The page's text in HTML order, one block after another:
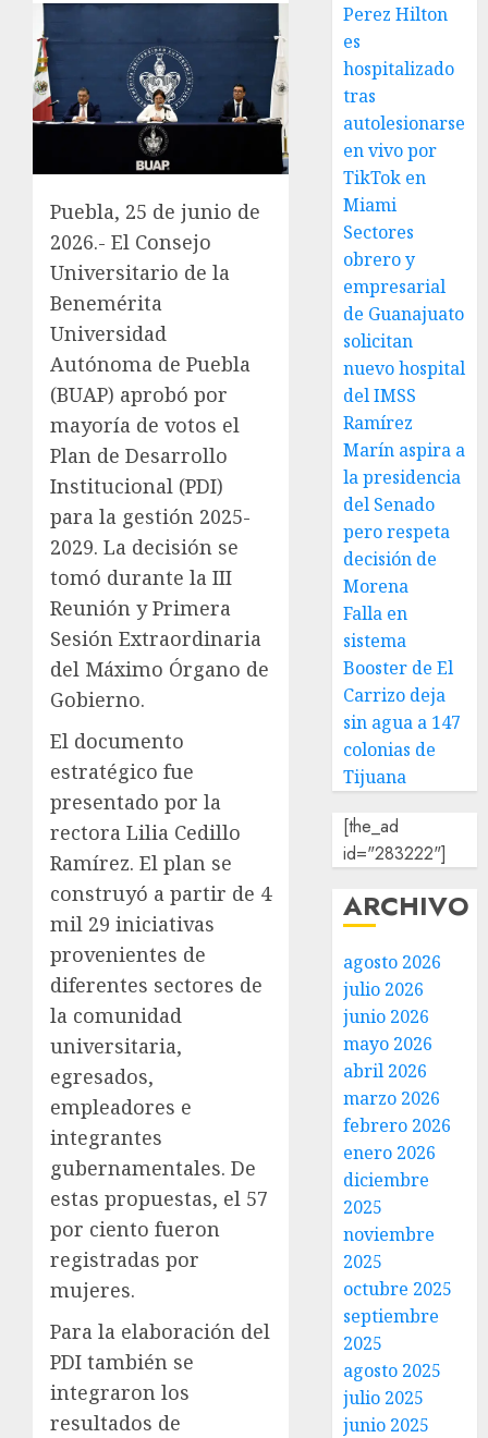
Puebla, 25 de junio de
2026.- El Consejo
Universitario de la
Benemérita
Universidad
Autónoma de Puebla
(BUAP) aprobó por
mayoría de votos el
Plan de Desarrollo
Institucional (PDI)
para la gestión 2025-
2029. La decisión se
tomó durante la III
Reunión y Primera
Sesión Extraordinaria
del Máximo Órgano de
Gobierno.
El documento
estratégico fue
presentado por la
rectora Lilia Cedillo
Ramírez. El plan se
construyó a partir de 4
mil 29 iniciativas
provenientes de
diferentes sectores de
la comunidad
universitaria,
egresados,
empleadores e
integrantes
gubernamentales. De
estas propuestas, el 57
por ciento fueron
registradas por
mujeres.
Para la elaboración del
PDI también se
integraron los
resultados de
Perez Hilton
es
hospitalizado
tras
autolesionarse
en vivo por
TikTok en
Miami
Sectores
obrero y
empresarial
de Guanajuato
solicitan
nuevo hospital
del IMSS
Ramírez
Marín aspira a
la presidencia
del Senado
pero respeta
decisión de
Morena
Falla en
sistema
Booster de El
Carrizo deja
sin agua a 147
colonias de
Tijuana
[the_ad
id="283222"]
ARCHIVO
agosto 2026
julio 2026
junio 2026
mayo 2026
abril 2026
marzo 2026
febrero 2026
enero 2026
diciembre
2025
noviembre
2025
octubre 2025
septiembre
2025
agosto 2025
julio 2025
junio 2025